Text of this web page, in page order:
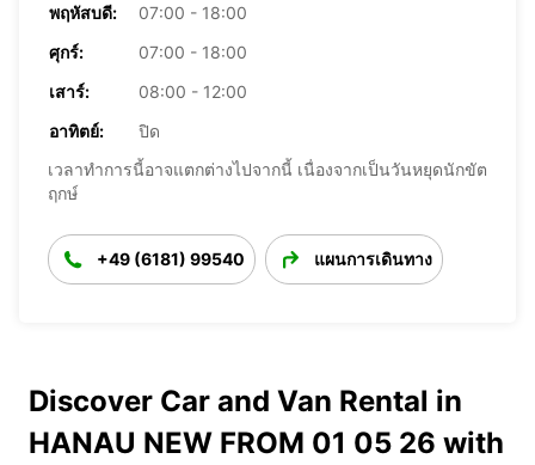
พฤหัสบดี:
07:00 - 18:00
ศุกร์:
07:00 - 18:00
เสาร์:
08:00 - 12:00
อาทิตย์:
ปิด
เวลาทำการนี้อาจแตกต่างไปจากนี้ เนื่องจากเป็นวันหยุดนักขัต
ฤกษ์
+49 (6181) 99540 แผนการเดินทาง
Discover Car and Van Rental in
HANAU NEW FROM 01 05 26 with